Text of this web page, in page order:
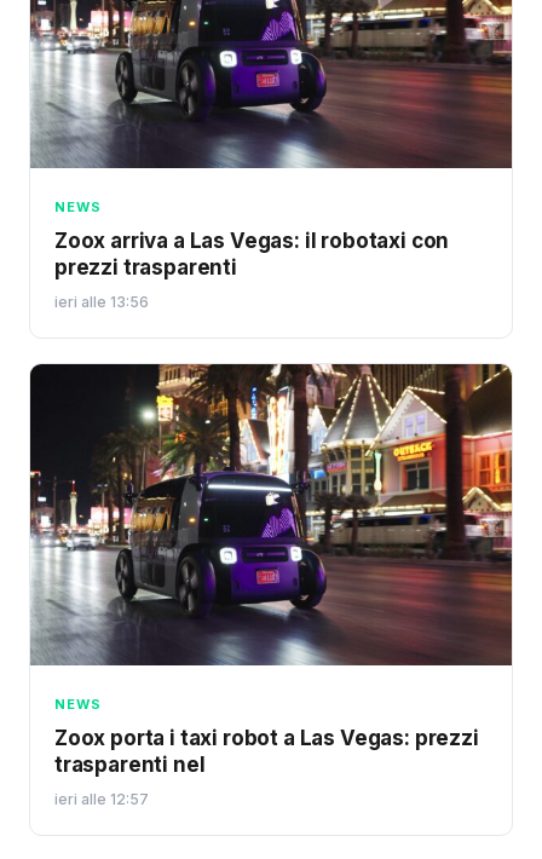
NEWS
Zoox arriva a Las Vegas: il robotaxi con
prezzi trasparenti
ieri alle 13:56
NEWS
Zoox porta i taxi robot a Las Vegas: prezzi
trasparenti nel
ieri alle 12:57